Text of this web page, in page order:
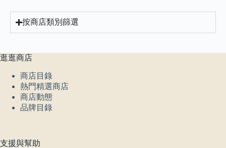
按商店類別篩選
逛逛商店
商店目錄
熱門精選商店
商店動態
品牌目錄
支援與幫助